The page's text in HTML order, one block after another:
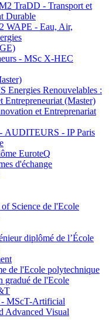
TraDD - Transport et
Durable
WAPE - Eau, Air,
- MSc X-HEC
Energies Renouvelables :
Entrepreneuriat (Master)
et Entreprenariat
AUDITEURS - IP Paris
EuroteQ
d'échange
Science de l'Ecole
diplômé de l’École
de l'Ecole polytechnique
gradué de l'Ecole
MScT-Artificial
Advanced Visual